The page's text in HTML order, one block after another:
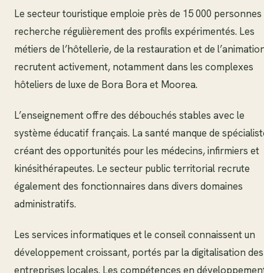
Le secteur touristique emploie près de 15 000
recherche régulièrement des profils expérimentés. Les
métiers de l’hôtellerie, de la restauration et de
recrutent activement, notamment dans les complexes
hôteliers de luxe de Bora Bora et Moorea.
L’enseignement offre des débouchés stables avec le
système éducatif français. La santé manque de
créant des opportunités pour les médecins, infirmiers et
kinésithérapeutes. Le secteur public territorial recrute
également des fonctionnaires dans divers domaines
administratifs.
Les services informatiques et le conseil connaissent un
développement croissant, portés par la digitalisation des
entreprises locales. Les compétences en